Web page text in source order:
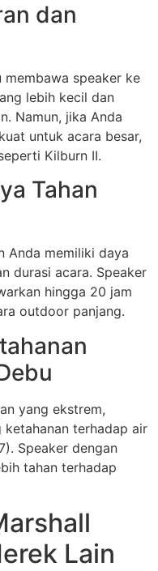
dan
speaker ke
lebih kecil dan
Namun, jika Anda
untuk acara besar,
Kilburn II.
Tahan
Anda memiliki daya
durasi acara. Speaker
hingga 20 jam
outdoor panjang.
yang ekstrem,
terhadap air
Speaker dengan
tahan terhadap
Lain